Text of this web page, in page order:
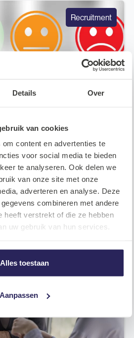
Details Over
van cookies
content en advertenties te
voor social media te bieden
te analyseren. Ook delen we
van onze site met onze
adverteren en analyse. Deze
combineren met andere
heeft verstrekt of die ze hebben
uw gebruik van hun services.
Alles toestaan
Aanpassen
Recruitment
goede onboarding
van Tech-Talenten
Meer lezen